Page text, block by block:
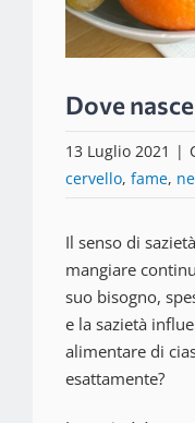
Dove
13 Luglio 2021 |
cervello, fame,
Il senso di
mangiare
suo bisogno,
e la sazietà
alimentare di
esattamente?